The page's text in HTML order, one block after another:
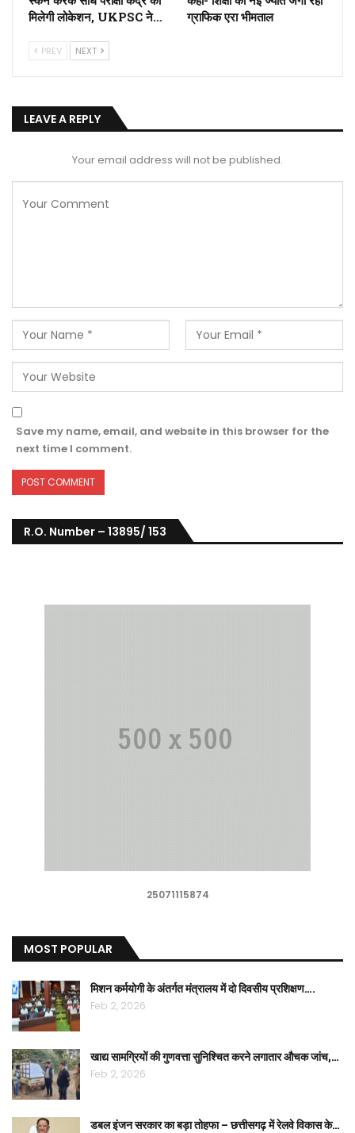
मिलेगी लोकेशन, UKPSC ने…
ग्राफिक एरा भीमताल
PREV NEXT
LEAVE A REPLY
Your email address will not be published.
Save my name, email, and website in this browser for the
next time I comment.
R.O. Number – 13895/ 153
25071115874
MOST POPULAR
मिशन कर्मयोगी के अंतर्गत मंत्रालय में दो दिवसीय प्रशिक्षण….
Feb 2, 2026
खाद्य सामग्रियों की गुणवत्ता सुनिश्चित करने लगातार औचक जांच,…
Feb 2, 2026
डबल इंजन सरकार का बड़ा तोहफा – छत्तीसगढ़ में रेलवे विकास के…